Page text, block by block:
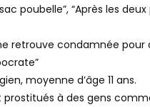
poubelle”, “Après les
retrouve condamnée pour
moyenne d’âge 11 ans.
prostitués à des gens